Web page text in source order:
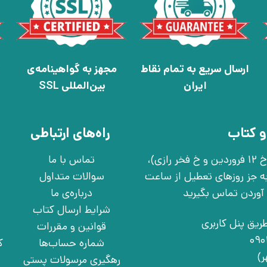
ارسال سریع به تمام نقاط
ایران
مجهز به گواهینامه‌ی
بین‌المللی SSL
کتاب
تهران، خ انقلاب، خ 12 فروردین، خ روانمهر شرقی(بین خ 12 فروردین و خ فخر رازی)،
به جز روزهای تعطیل از ساعت
پنل کاربری
راه‌های ارتباطی
تماس با ما
سوالات متداول
درباره‌ی ما
شرایط ارسال کتاب
قوانین و مقررات
شماره حساب‌ها
رهگیری مرسولات پستی